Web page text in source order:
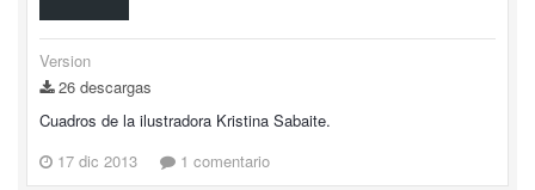
Version
26 descargas
Cuadros de la ilustradora Kristina Sabaite.
17 dic 2013
1 comentario